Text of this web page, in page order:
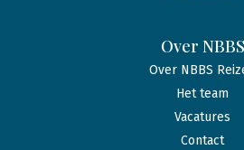
Over NBBS
Over NBBS
Het team
Vacatures
Contact